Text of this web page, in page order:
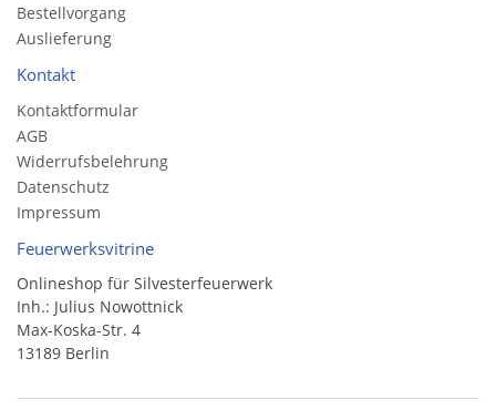
Bestellvorgang
Auslieferung
Kontakt
Kontaktformular
AGB
Widerrufsbelehrung
Datenschutz
Impressum
Feuerwerksvitrine
Onlineshop für Silvesterfeuerwerk
Inh.: Julius Nowottnick
Max-Koska-Str. 4
13189 Berlin